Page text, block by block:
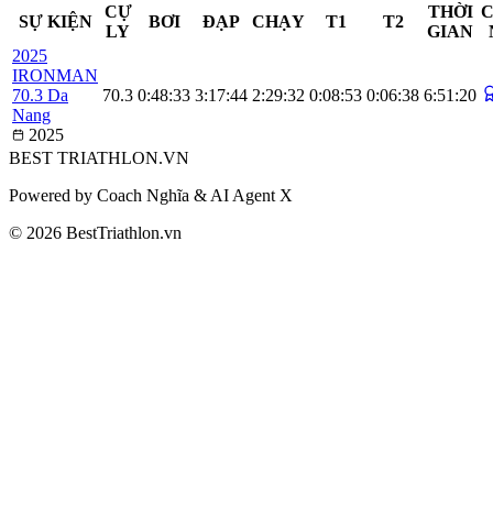
SỰ KIỆN
CỰ
LY
BƠI ĐẠP CHẠY T1 T2
THỜI
GIAN
2025
IRONMAN
70.3 Da
Nang
2025
70.3 0:48:33 3:17:44 2:29:32 0:08:53 0:06:38 6:51:20
BEST TRIATHLON.VN
Powered by Coach Nghĩa & AI Agent X
© 2026 BestTriathlon.vn